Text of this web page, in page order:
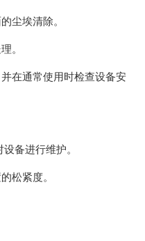
尘埃清除。
。
在通常使用时检查设备安
备进行维护。
松紧度。